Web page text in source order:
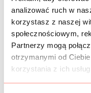
analizować ruch w
korzystasz z naszej
społecznościowym,
Partnerzy mogą
otrzymanymi od
korzystania z ich
kreacji np. spodnie,
sprawdzi na
akcesoria typu
Cechy: tkanina
jednolita. Jest
skosach, bardzo
miękko.